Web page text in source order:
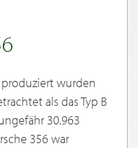
wurden
als das Typ B
30.963
356 war